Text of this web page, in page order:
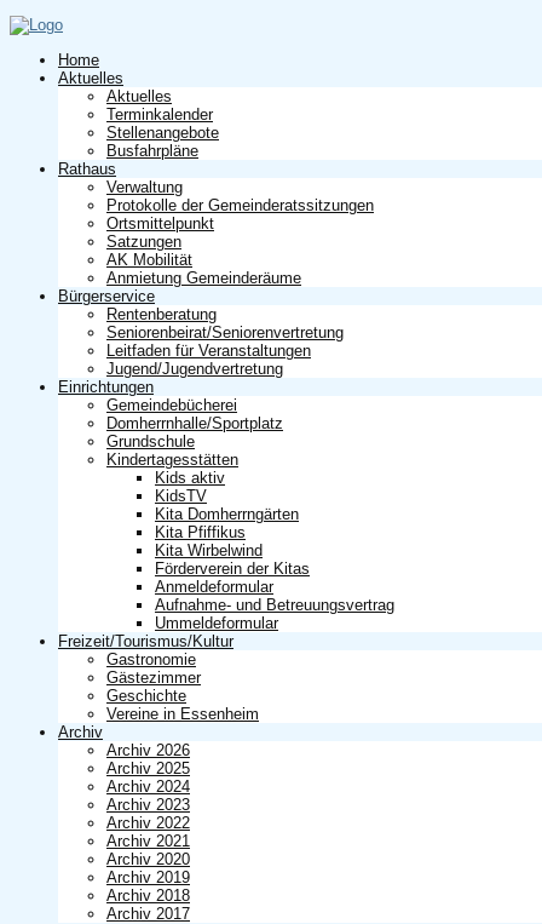
Home
Aktuelles
Aktuelles
Terminkalender
Stellenangebote
Busfahrpläne
Rathaus
Verwaltung
Protokolle der Gemeinderatssitzungen
Ortsmittelpunkt
Satzungen
AK Mobilität
Anmietung Gemeinderäume
Bürgerservice
Rentenberatung
Seniorenbeirat/Seniorenvertretung
Leitfaden für Veranstaltungen
Jugend/Jugendvertretung
Einrichtungen
Gemeindebücherei
Domherrnhalle/Sportplatz
Grundschule
Kindertagesstätten
Kids aktiv
KidsTV
Kita Domherrngärten
Kita Pfiffikus
Kita Wirbelwind
Förderverein der Kitas
Anmeldeformular
Aufnahme- und Betreuungsvertrag
Ummeldeformular
Freizeit/Tourismus/Kultur
Gastronomie
Gästezimmer
Geschichte
Vereine in Essenheim
Archiv
Archiv 2026
Archiv 2025
Archiv 2024
Archiv 2023
Archiv 2022
Archiv 2021
Archiv 2020
Archiv 2019
Archiv 2018
Archiv 2017